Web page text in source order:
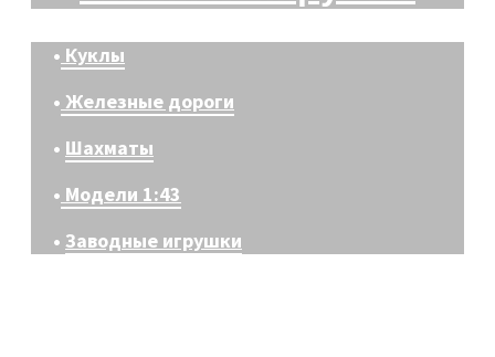
• Куклы
• Железные дороги
• Шахматы
• Модели 1:43
• Заводные игрушки